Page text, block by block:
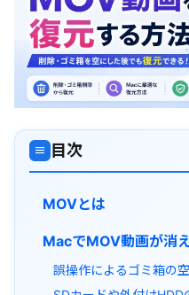
≡ 目次
MOVとは
MacでMOV動画が消
誤操作によるゴミ箱の